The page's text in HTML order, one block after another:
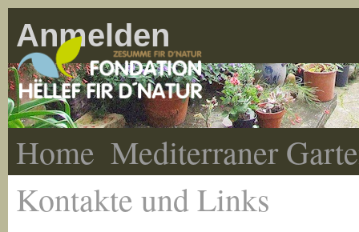
Anmelden
Home Mediterraner
Kontakte und Links